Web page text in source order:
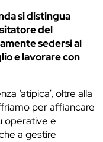
si distingua
del
sedersi al
e lavorare con
‘atipica’, oltre alla
per affiancare
operative e
a gestire